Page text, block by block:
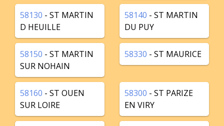
58130 - ST MARTIN
D HEUILLE
58140 - ST MARTIN
DU PUY
58150 - ST MARTIN
SUR NOHAIN
58330 - ST MAURICE
58160 - ST OUEN
SUR LOIRE
58300 - ST PARIZE
EN VIRY